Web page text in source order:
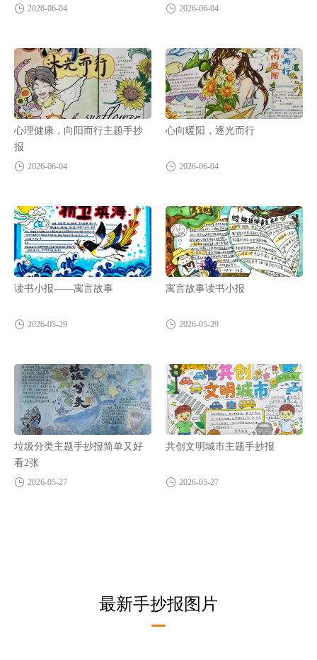
2026-06-04 2026-06-04
心理健康，向阳而行主题手抄
报
2026-06-04
心向暖阳，逐光而行
2026-06-04
读书小报——寓言故事
2026-05-29
寓言故事读书小报
2026-05-29
垃圾分类主题手抄报简单又好
看2张
2026-05-27
共创文明城市主题手抄报
2026-05-27
最新手抄报图片